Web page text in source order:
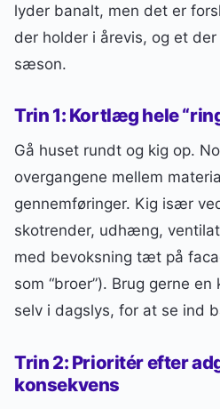
lyder banalt, men det er
der holder i årevis, og et
sæson.
Trin 1: Kortlæg hele
Gå huset rundt og kig op.
overgangene mellem
gennemføringer. Kig især
skotrender, udhæng,
med bevoksning tæt på
som “broer”). Brug gerne
selv i dagslys, for at se ind
Trin 2: Prioritér efter
konsekvens